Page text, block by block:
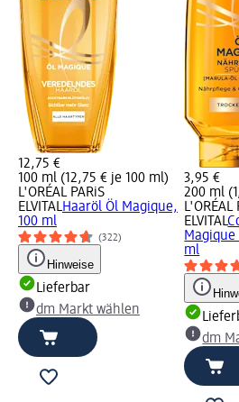
12,75 €
100 ml (12,75 € je 100 ml)
L'ORÉAL PARiS
ELVITALHaaröl Öl Magique,
100 ml
(322)
Hinweise
Lieferbar
dm Markt wählen
3,95 €
200 ml
L'ORÉAL
ELVITAL
ml
dm